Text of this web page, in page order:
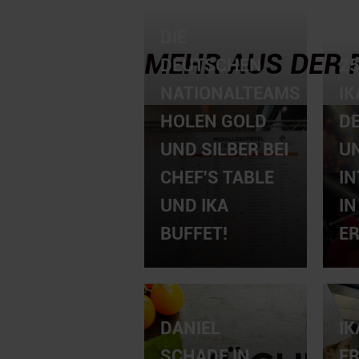
MEHR AUS DER
DEUTSCHEN
HOLEN GOLD
UND SILBER BEI
CHEF'S TABLE
UND IKA
BUFFET!
DANIEL